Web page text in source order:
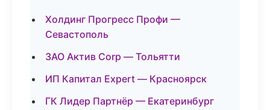
Холдинг Прогресс Профи —
Севастополь
ЗАО Актив Corp — Тольятти
ИП Капитал Expert — Красноярск
ГК Лидер Партнёр — Екатеринбург